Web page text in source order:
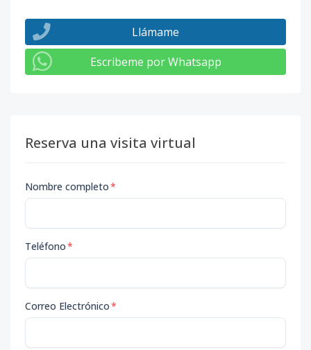
Llámame
Escribeme por Whatsapp
Reserva una visita virtual
Nombre completo*
Teléfono*
Correo Electrónico*